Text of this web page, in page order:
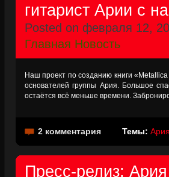
гитарист Арии с
Posted on февраля 12,
Главная Новость
Наш проект по созданию книги
основателей группы Ария. Большое
остаётся всё меньше времени.
2 комментария Темы: Ария
Пресс-релиз: